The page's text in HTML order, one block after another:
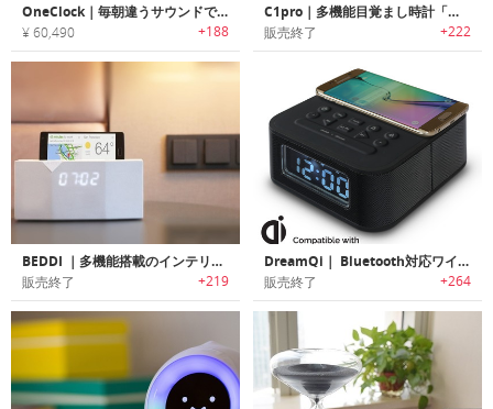
OneClock｜毎朝違うサウンドで目覚められるAIミュージックジェネレーター搭載スマートアラーム「ワンクロック」
¥ 60,490 +188
C1pro｜多機能目覚まし時計「シーワン・プロ」
販売終了 +222
BEDDI ｜多機能搭載のインテリジェントな目覚まし時計「ベディ」
販売終了 +219
DreamQi｜ Bluetooth対応ワイヤレス充電デュアル目覚まし時計「ドリームチー」
販売終了 +264